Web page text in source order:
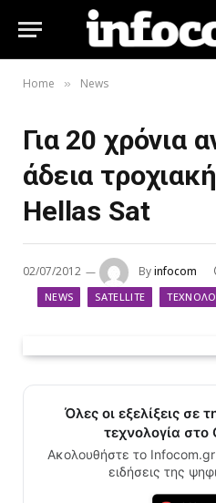
Home » News
Για 20 χρόνια
άδεια
Hellas Sat
02/07/2012 Byinfocom
NEWS SATELLITE
Όλες οι εξελίξεις σε
τεχνολογία στο
Ακολουθήστε το Infocom.gr
ειδήσεις της